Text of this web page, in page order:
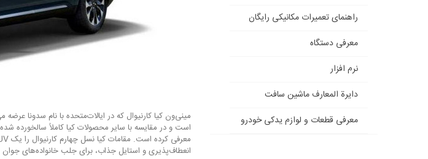
راهنمای تعمیرات مکانیکی رایگان
معرفی دستگاه
نرم افزار
دایرة المعارف ماشین سافت
معرفی قطعات و لوازم یدکی خودرو
است و در مقایسه با سایر محصولات کیا کاملاً سالخورده
انعطاف‌پذیری و استایل جذاب، برای جلب خانواده‌های